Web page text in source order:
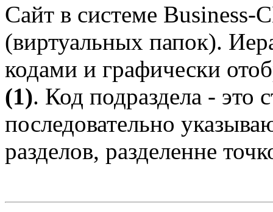
Сайт в системе Business-
(виртуальных папок).
кодами и графически
(1). Код подраздела - это
последовательно
разделов, разделенне